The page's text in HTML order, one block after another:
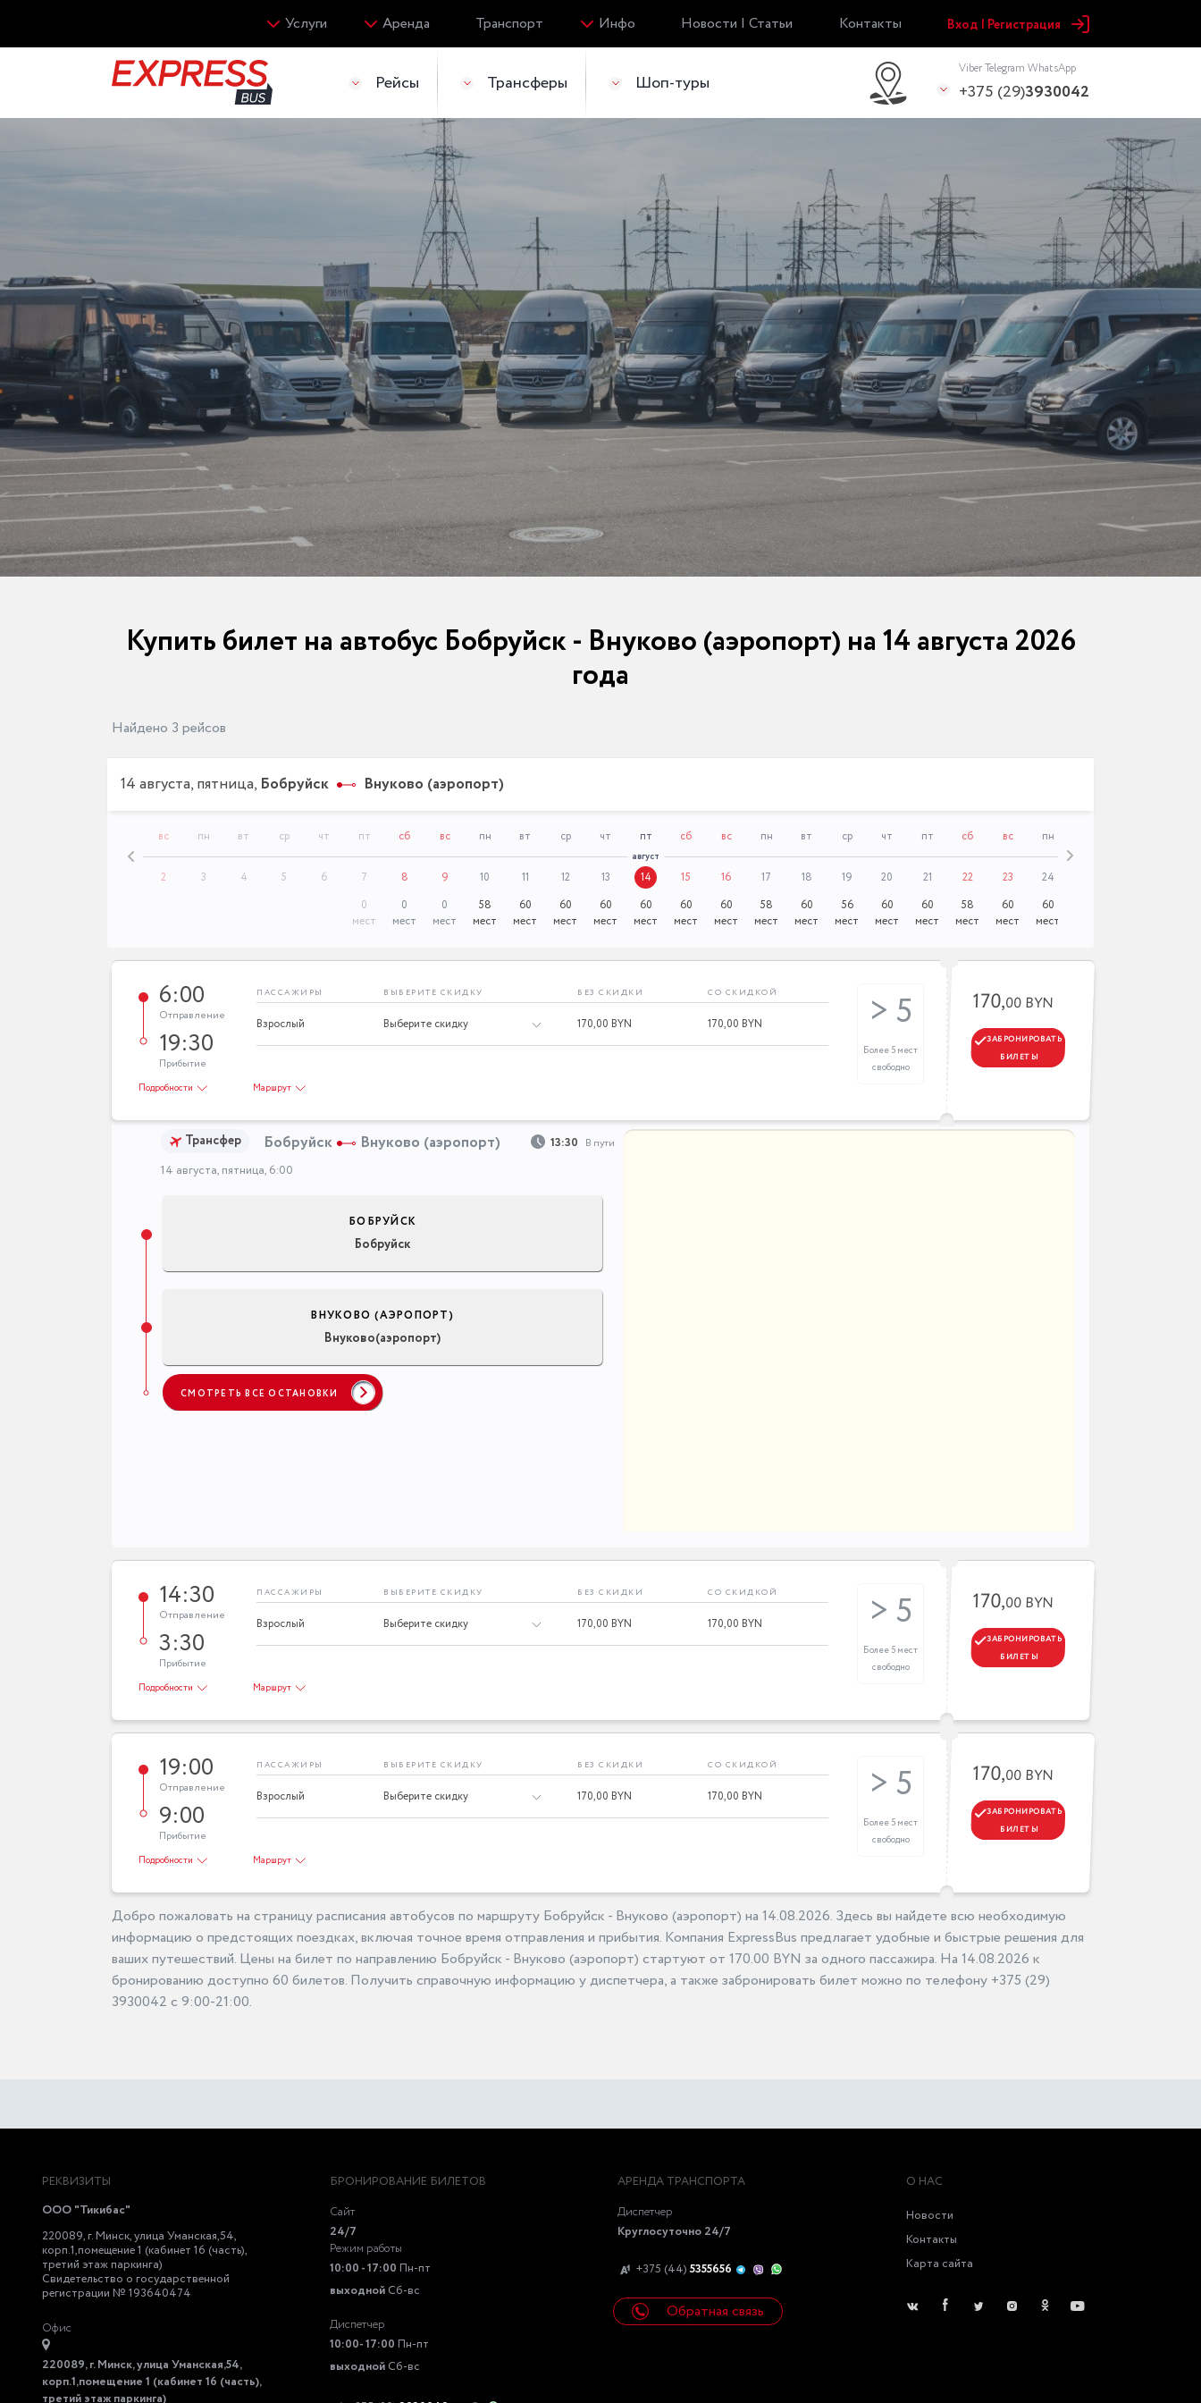
Услуги Аренда Транспорт Инфо Новости | Статьи Контакты Вход | Регистрация
Рейсы Трансферы Шоп-туры
Viber Telegram WhatsApp
+375 (29)3930042
Купить билет на автобус Бобруйск - Внуково (аэропорт) на 14 августа 2026
года
Найдено 3 рейсов
14 августа, пятница, Бобруйск Внуково (аэропорт)
вс
2
пн
3
вт
4
ср
5
чт
6
пт
7
0
мест
сб
8
0
мест
вс
9
0
мест
пн
10
58
мест
вт
11
60
мест
ср
12
60
мест
чт
13
60
мест
пт
август
14
60
мест
сб
15
60
мест
вс
16
60
мест
пн
17
58
мест
вт
18
60
мест
ср
19
56
мест
чт
20
60
мест
пт
21
60
мест
сб
22
58
мест
вс
23
60
мест
пн
24
60
мест
Подробности Маршрут
6:00
Отправление
19:30
Прибытие
ПАССАЖИРЫ ВЫБЕРИТЕ СКИДКУ БЕЗ СКИДКИ СО СКИДКОЙ
Взрослый 170,00 BYN 170,00 BYN > 5
Более 5 мест
свободно
170,00 BYN
ЗАБРОНИРОВАТЬ
БИЛЕТЫ
Трансфер Бобруйск Внуково (аэропорт)
14 августа, пятница, 6:00
13:30 В пути
БОБРУЙСК
Бобруйск
ВНУКОВО (АЭРОПОРТ)
Внуково(аэропорт)
СМОТРЕТЬ ВСЕ ОСТАНОВКИ
Подробности Маршрут
14:30
Отправление
3:30
Прибытие
ПАССАЖИРЫ ВЫБЕРИТЕ СКИДКУ БЕЗ СКИДКИ СО СКИДКОЙ
Взрослый 170,00 BYN 170,00 BYN > 5
Более 5 мест
свободно
170,00 BYN
ЗАБРОНИРОВАТЬ
БИЛЕТЫ
Подробности Маршрут
19:00
Отправление
9:00
Прибытие
ПАССАЖИРЫ ВЫБЕРИТЕ СКИДКУ БЕЗ СКИДКИ СО СКИДКОЙ
Взрослый 170,00 BYN 170,00 BYN > 5
Более 5 мест
свободно
170,00 BYN
ЗАБРОНИРОВАТЬ
БИЛЕТЫ
Добро пожаловать на страницу расписания автобусов по маршруту Бобруйск - Внуково (аэропорт) на 14.08.2026. Здесь вы найдете всю необходимую
информацию о предстоящих поездках, включая точное время отправления и прибытия. Компания ExpressBus предлагает удобные и быстрые решения для
ваших путешествий. Цены на билет по направлению Бобруйск - Внуково (аэропорт) стартуют от 170.00 BYN за одного пассажира. На 14.08.2026 к
бронированию доступно 60 билетов. Получить справочную информацию у диспетчера, а также забронировать билет можно по телефону +375 (29)
3930042 с 9:00-21:00.
РЕКВИЗИТЫ
ООО "Тикибас"
220089, г. Минск, улица Уманская,54,
корп.1,помещение 1 (кабинет 16 (часть),
третий этаж паркинга)
Свидетельство о государственной
регистрации № 193640474
Офис
220089, г. Минск, улица Уманская,54,
корп.1,помещение 1 (кабинет 16 (часть),
третий этаж паркинга)
БРОНИРОВАНИЕ БИЛЕТОВ
Сайт
24/7
Режим работы
10:00 - 17:00 Пн-пт
выходной Сб-вс
Диспетчер
10:00- 17:00 Пн-пт
выходной Сб-вс
АРЕНДА ТРАНСПОРТА
Диспетчер
Круглосуточно 24/7
+375 (44) 5355656
Обратная связь
О НАС
Новости
Контакты
Карта сайта